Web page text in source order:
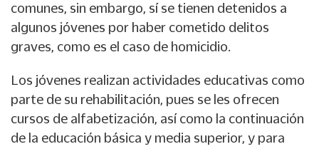
comunes, sin embargo, sí se tienen detenidos a
algunos jóvenes por haber cometido delitos
graves, como es el caso de homicidio.
Los jóvenes realizan actividades educativas como
parte de su rehabilitación, pues se les ofrecen
cursos de alfabetización, así como la continuación
de la educación básica y media superior, y para